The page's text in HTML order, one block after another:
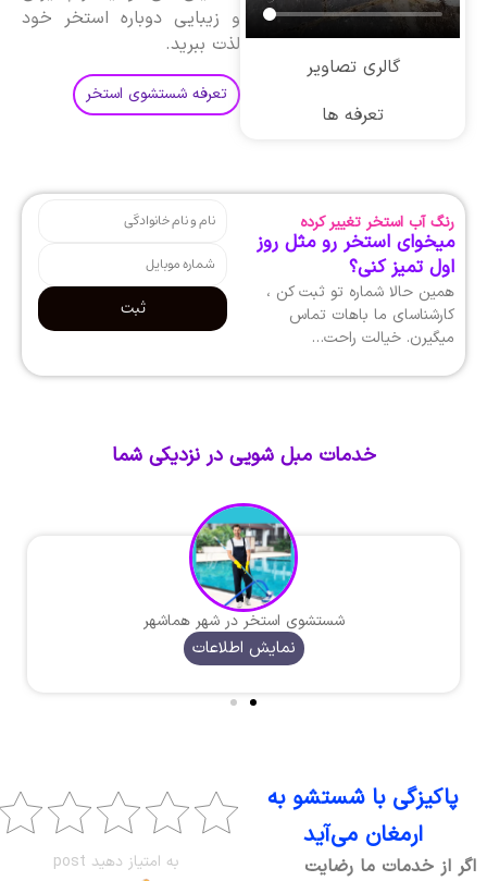
و زیبایی دوباره استخر خود
لذت ببرید.
تعرفه شستشوی استخر
گالری تصاویر
تعرفه ها
رنگ آب استخر تغییر کرده
میخوای استخر رو مثل روز
اول تمیز کنی؟
همین حالا شماره تو ثبت کن ،
کارشناسای ما باهات تماس
میگیرن. خیالت راحت…
ثبت
خدمات مبل شویی در نزدیکی شما
شستشوی استخر در شهر هماشهر
نمایش اطلاعات
پاکیزگی با شستشو به
ارمغان می‌آید
اگر از خدمات ما رضایت
به امتیاز دهید post